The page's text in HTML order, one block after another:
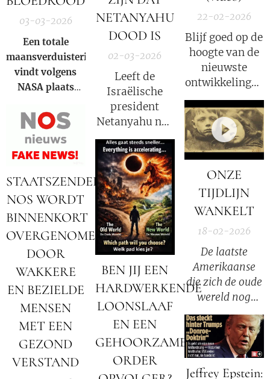
03-03-2026
Een totale
maansverduistering
vindt volgens
NASA plaats
aarde zich direct
tussen de zon en
de maan bevindt
en haar schaduw
over het
werpt. Tijdens de
totaliteit buigt
het zonlicht door
de
aardatmosfeer,
waardoor
blauwe
golflengten
worden gefilterd
en dieprood en
koperkleurig
NETANYAHU
DOOD IS
02-03-2026
Leeft de
Israëlische
president
Netanyahu nog
wel? Volgens
Iran niet!
22-02-2026
Blijf goed op de
hoogte van de
nieuwste
ontwikkelingen
in deze COVID
strafzaak, wat
een groot
psychologisch
effect heeft.
STAATSZENDER
NOS WORDT
BINNENKORT
OVERGENOMEN
DOOR
WAKKERE
EN BEZIELDE
MENSEN
MET EEN
GEZOND
VERSTAND
BEN JIJ EEN
HARDWERKENDE
LOONSLAAF
EN EEN
GEHOORZAME
ORDER
ONZE
TIJDLIJN
WANKELT
18-02-2026
De laatste
Amerikaanse
die zich de oude
wereld nog
herinnerde —
Wat ze haar
familie vertelde
voordat ze stierf
(1953).
Jeffrey Epstein: